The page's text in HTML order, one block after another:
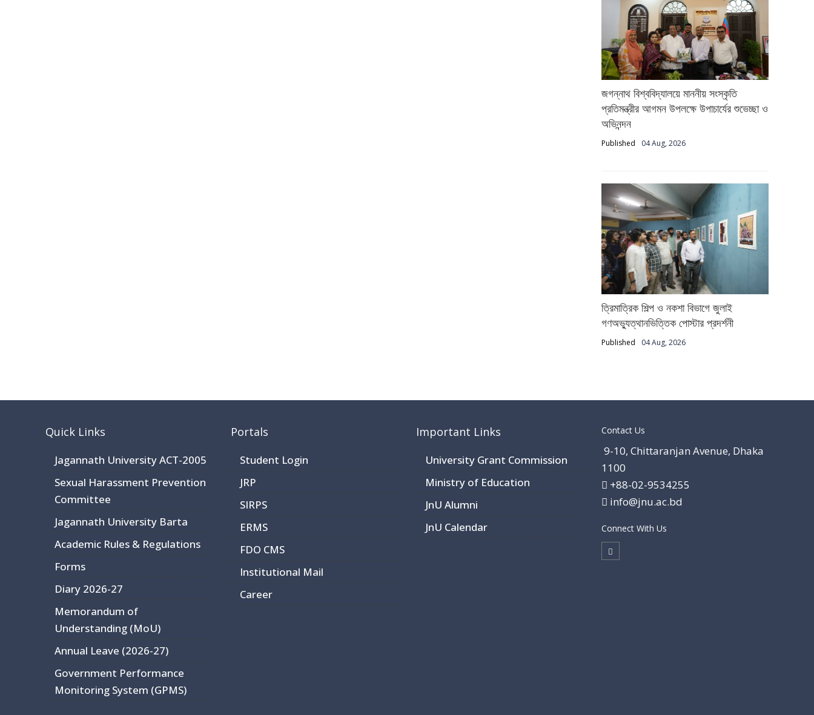
জগন্নাথ বিশ্ববিদ্যালয়ে মাননীয় সংস্কৃতি
প্রতিমন্ত্রীর আগমন উপলক্ষে উপাচার্যের শুভেচ্ছা ও
অভিনন্দন
Published 04 Aug, 2026
ত্রিমাত্রিক শিল্প ও নকশা বিভাগে জুলাই
গণঅভ্যুত্থানভিত্তিক পোস্টার প্রদর্শনী
Published 04 Aug, 2026
Quick Links
Jagannath University ACT-2005
Sexual Harassment Prevention
Committee
Jagannath University Barta
Academic Rules & Regulations
Forms
Diary 2026-27
Memorandum of
Understanding (MoU)
Annual Leave (2026-27)
Government Performance
Monitoring System (GPMS)
Portals
Student Login
JRP
SIRPS
ERMS
FDO CMS
Institutional Mail
Career
Important Links
University Grant Commission
Ministry of Education
JnU Alumni
JnU Calendar
Contact Us
9-10, Chittaranjan Avenue, Dhaka
1100
+88-02-9534255
info@jnu.ac.bd
Connect With Us